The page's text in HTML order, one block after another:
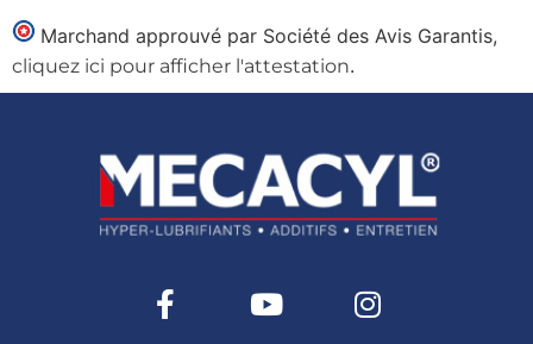
Marchand approuvé par Société des Avis Garantis,
cliquez ici pour afficher l'attestation.